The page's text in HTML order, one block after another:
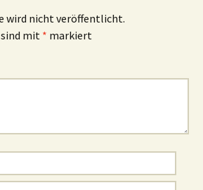
wird nicht veröffentlicht.
mit * markiert